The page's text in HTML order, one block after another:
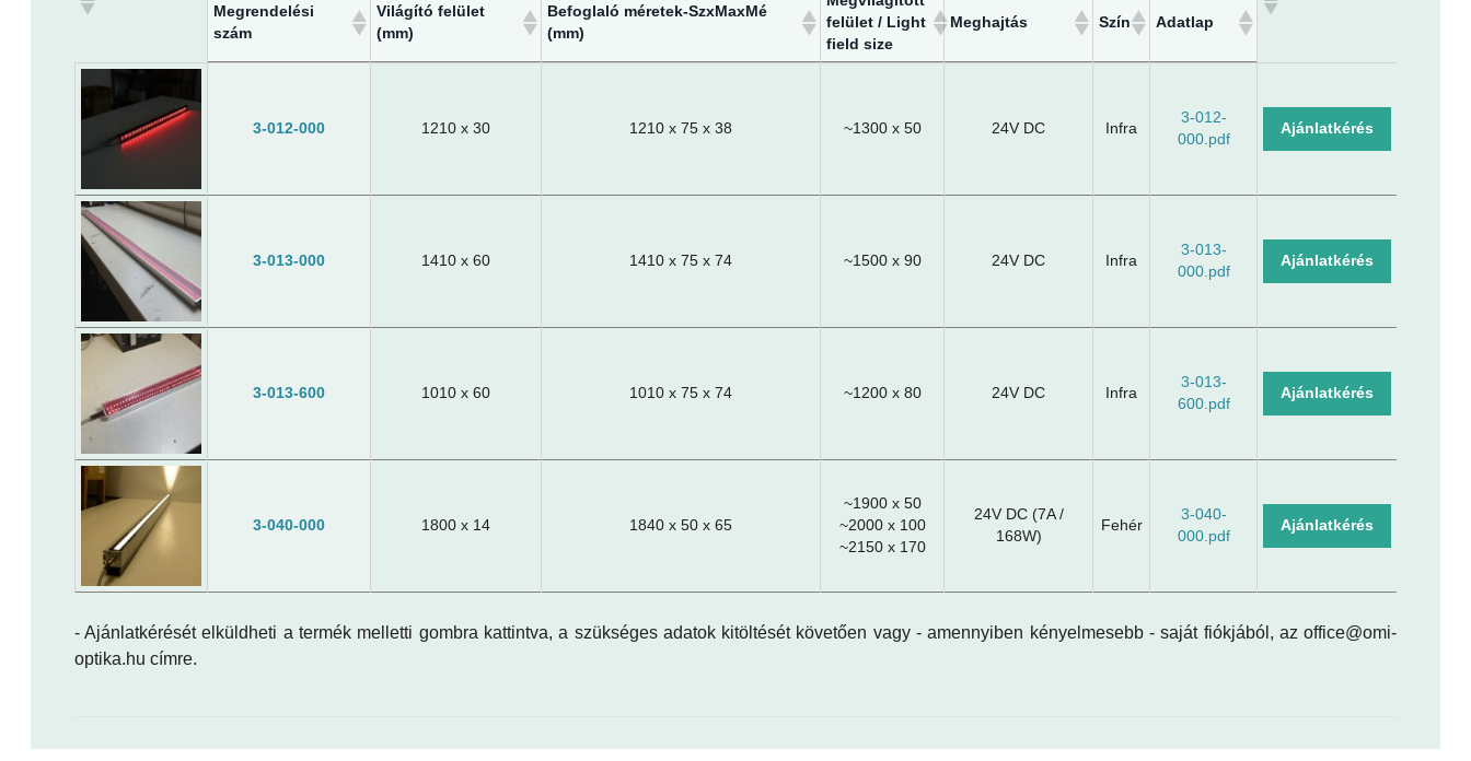
Megrendelési
szám
Világító felület
(mm)
Befoglaló méretek-SzxMaxMé
(mm)
felület / Light
field size
Meghajtás Szín Adatlap
3-012-000 1210 x 30 1210 x 75 x 38 ~1300 x 50 24V DC Infra
3-012-
000.pdf
Ajánlatkérés
3-013-000 1410 x 60 1410 x 75 x 74 ~1500 x 90 24V DC Infra
3-013-
000.pdf
Ajánlatkérés
3-013-600 1010 x 60 1010 x 75 x 74 ~1200 x 80 24V DC Infra
3-013-
600.pdf
Ajánlatkérés
3-040-000 1800 x 14 1840 x 50 x 65
~1900 x 50
~2000 x 100
~2150 x 170
24V DC (7A /
168W)
Fehér
3-040-
000.pdf
Ajánlatkérés
- Ajánlatkérését elküldheti a termék melletti gombra kattintva, a szükséges adatok kitöltését követően vagy - amennyiben kényelmesebb - saját fiókjából, az office@omi-
optika.hu címre.